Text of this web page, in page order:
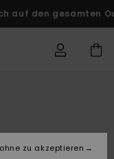
den gesamten
zu akzeptieren